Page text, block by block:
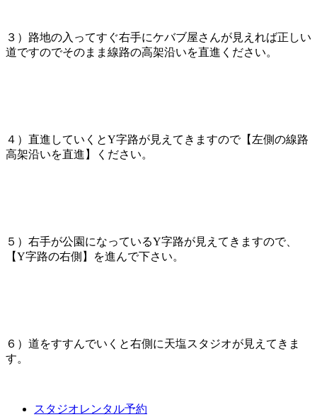
３）路地の入ってすぐ右手にケバブ屋さんが見えれば正しい
道ですのでそのまま線路の高架沿いを直進ください。
４）直進していくとY字路が見えてきますので【左側の線路
高架沿いを直進】ください。
５）右手が公園になっているY字路が見えてきますので、
【Y字路の右側】を進んで下さい。
６）道をすすんでいくと右側に天塩スタジオが見えてきま
す。
スタジオレンタル予約